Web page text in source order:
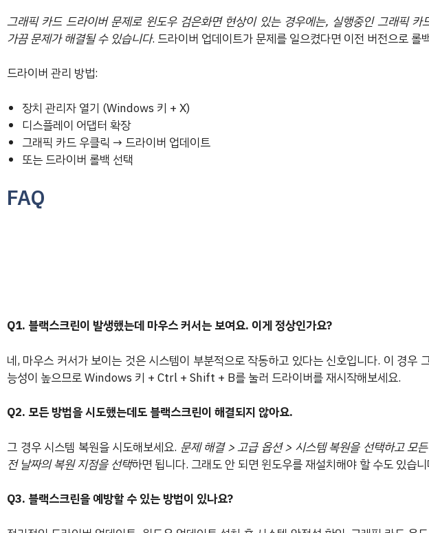
그래픽 카드 드라이버 문제로 윈도우 검은화면 현상이 있는 경우에는, 실행중인 그래픽 카
가끔 문제가 해결될 수 있습니다. 드라이버 업데이트가 문제를 일으켰다면 이전 버전으로 롤
드라이버 관리 방법:
장치 관리자 열기 (Windows 키 + X)
디스플레이 어댑터 확장
그래픽 카드 우클릭 → 드라이버 업데이트
또는 드라이버 롤백 선택
FAQ
Q1. 블랙스크린이 발생했는데 마우스 커서는 보여요. 이게 정상인가요?
네, 마우스 커서가 보이는 것은 시스템이 부분적으로 작동하고 있다는 신호입니다. 이 경우
능성이 높으므로 Windows 키 + Ctrl + Shift + B를 눌러 드라이버를 재시작해보세요.
Q2. 모든 방법을 시도했는데도 블랙스크린이 해결되지 않아요.
그 경우 시스템 복원을 시도해보세요. 문제 해결 > 고급 옵션 > 시스템 복원을 선택하고 모
전 날짜의 복원 지점을 선택하면 됩니다. 그래도 안 되면 윈도우를 재설치해야 할 수도 있습
Q3. 블랙스크린을 예방할 수 있는 방법이 있나요?